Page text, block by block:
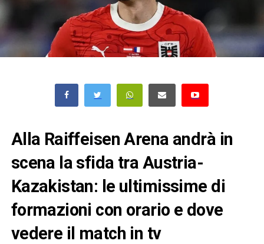
Alla Raiffeisen Arena andrà in
scena la sfida tra Austria-
Kazakistan: le ultimissime di
formazioni con orario e dove
vedere il match in tv